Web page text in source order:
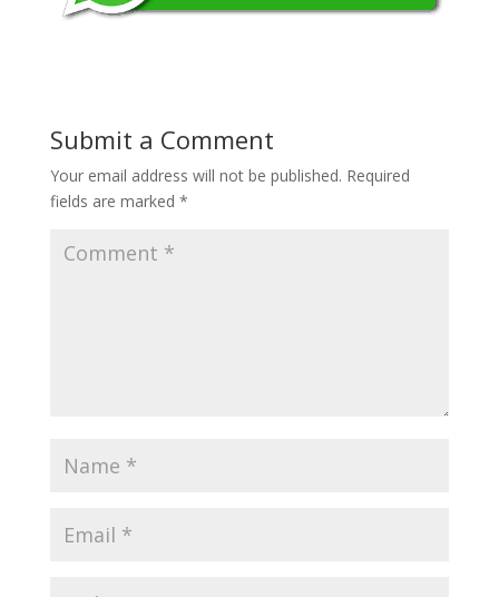
Submit a Comment
Your email address will not be published. Required
fields are marked *